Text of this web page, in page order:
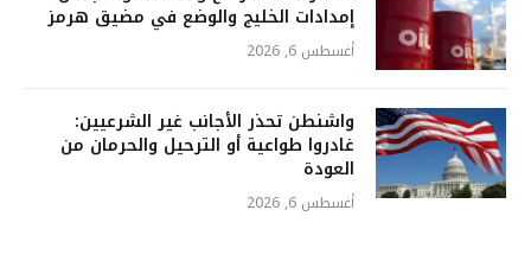
إمدادات الخليج والوضع في مضيق هرمز
أغسطس 6, 2026
واشنطن تحذر الأجانب غير الشرعيين:
غادروا طواعية أو الترحيل والحرمان من
العودة
أغسطس 6, 2026